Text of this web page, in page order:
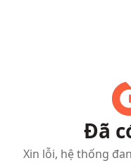
Đã
Xin lỗi, hệ thống